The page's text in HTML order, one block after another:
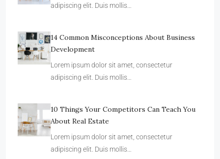
adipiscing elit. Duis mollis…
14 Common Misconceptions About Business
Development
Lorem ipsum dolor sit amet, consectetur
adipiscing elit. Duis mollis…
10 Things Your Competitors Can Teach You
About Real Estate
Lorem ipsum dolor sit amet, consectetur
adipiscing elit. Duis mollis…